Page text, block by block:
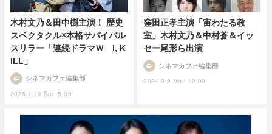
木村文乃＆田中樹主演！ 歴史
スペクタクル×本格サバイバル
スリラー「連続ドラマＷ I, K
ILL」
2025.1.19 Sun 5:00
シネマカフェ編集部
窪田正孝主演「宙わたる教
室」木村文乃＆中村蒼＆イッ
セー尾形ら出演
2024.9.2 Mon 12:00
シネマカフェ編集部